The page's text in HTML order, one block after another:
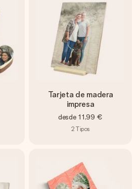
Tarjeta de madera
impresa
desde 11,99 €
2 Tipos